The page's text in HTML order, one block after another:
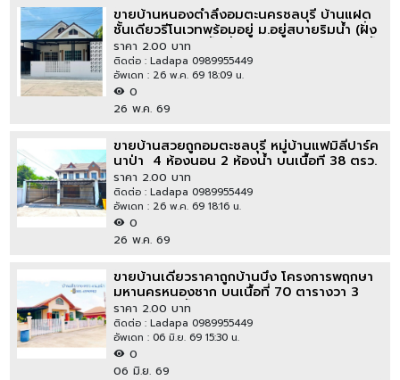
ขายบ้านหนองตำลึงอมตะนครชลบุรี บ้านแฝด
ชั้นเดียวรีโนเวทพร้อมอยู่ ม.อยู่สบายริมน้ำ (ฝั่ง
นิคมอมตะนคร) พื้นที่ 36 ตรว 3 นอน 2 ห้องน้ำ
ราคา 2.00 บาท
ติดต่อ : Ladapa 0989955449
อัพเดท : 26 พ.ค. 69 18:09 น.
0
26 พ.ค. 69
ขายบ้านสวยถูกอมตะชลบุรี หมู่บ้านแฟมิลี่ปาร์ค
นาป่า ​ 4 ห้องนอน​ 2 ห้องน้ำ บนเนื้อที 38 ตรว.
#บ้านหลังใหญ่ต่อเติมสุดคุ้ม
ราคา 2.00 บาท
ติดต่อ : Ladapa 0989955449
อัพเดท : 26 พ.ค. 69 18:16 น.
0
26 พ.ค. 69
ขายบ้านเดี่ยวราคาถูกบ้านบึง โครงการพฤกษา
มหานครหนองชาก บนเนื้อที่​ 70​ ตารางวา 3
นอน 2 ห้องน้ำ
ราคา 2.00 บาท
ติดต่อ : Ladapa 0989955449
อัพเดท : 06 มิ.ย. 69 15:30 น.
0
06 มิ.ย. 69